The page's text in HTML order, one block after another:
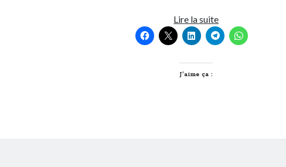
Lire la suiteGreen
geek
inside
J’aime ça :